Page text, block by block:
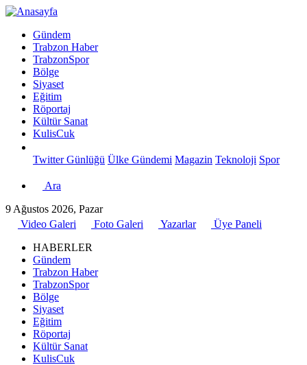
Gündem
Trabzon Haber
TrabzonSpor
Bölge
Siyaset
Eğitim
Röportaj
Kültür Sanat
KulisCuk
Twitter Günlüğü Ülke Gündemi Magazin Teknoloji Spor
Ara
9 Ağustos 2026, Pazar
Video Galeri
Foto Galeri Yazarlar
Üye Paneli
HABERLER
Gündem
Trabzon Haber
TrabzonSpor
Bölge
Siyaset
Eğitim
Röportaj
Kültür Sanat
KulisCuk